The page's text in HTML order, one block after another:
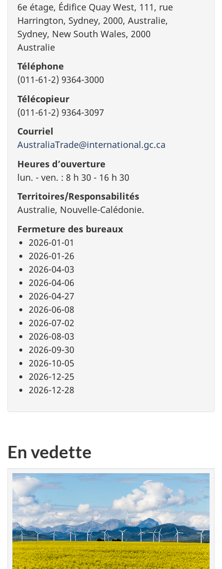
6e étage, Édifice Quay West, 111, rue
Harrington, Sydney, 2000, Australie,
Sydney, New South Wales, 2000
Australie
Téléphone
(011-61-2) 9364-3000
Télécopieur
(011-61-2) 9364-3097
Courriel
AustraliaTrade@international.gc.ca
Heures d’ouverture
lun. - ven. : 8 h 30 - 16 h 30
Territoires/Responsabilités
Australie, Nouvelle-Calédonie.
Fermeture des bureaux
2026-01-01
2026-01-26
2026-04-03
2026-04-06
2026-04-27
2026-06-08
2026-07-02
2026-08-03
2026-09-30
2026-10-05
2026-12-25
2026-12-28
En vedette